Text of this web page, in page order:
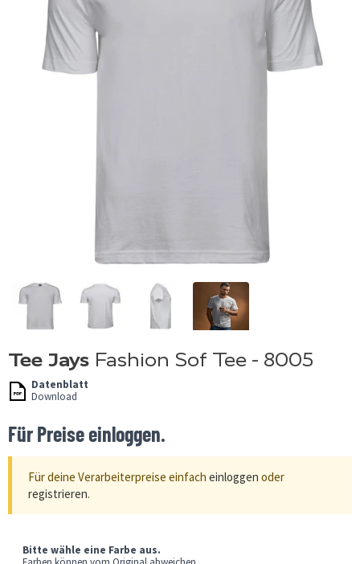
Tee Jays Fashion Sof Tee - 8005
Datenblatt
Download
Für Preise einloggen.
Für deine Verarbeiterpreise einfach einloggen oder
registrieren.
Bitte wähle eine Farbe aus.